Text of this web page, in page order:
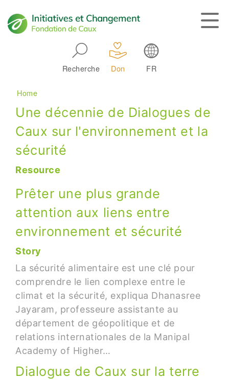
Recherche Don FR
Main navigation
Breadcrumb
Home
Une décennie de Dialogues de
Caux sur l'environnement et la
sécurité
Resource
Prêter une plus grande
attention aux liens entre
environnement et sécurité
Story
La sécurité alimentaire est une clé pour
comprendre le lien complexe entre le
climat et la sécurité, expliqua Dhanasree
Jayaram, professeure assistante au
département de géopolitique et de
relations internationales de la Manipal
Academy of Higher…
Dialogue de Caux sur la terre